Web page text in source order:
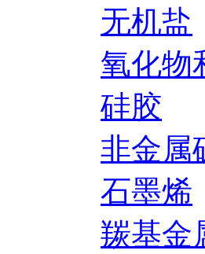
无机盐
氧化物
硅胶
非金属
石墨烯
羰基金